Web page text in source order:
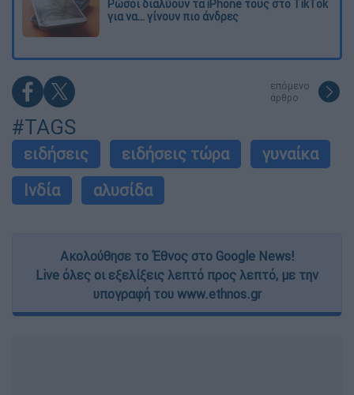
Ρώσοι διαλύουν τα iPhone τους στο TikTok
για να... γίνουν πιο άνδρες
επόμενο
άρθρο
#TAGS
ειδήσεις ειδήσεις τώρα
γυναίκα
Ινδία
αλυσίδα
Ακολούθησε το Έθνος στο Google News!
Live όλες οι εξελίξεις λεπτό προς λεπτό, με την
υπογραφή του www.ethnos.gr